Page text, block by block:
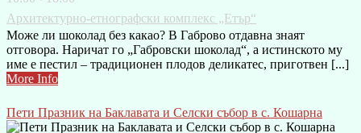
Архитектурно-етнографски комплекс „Етър“
Може ли шоколад без какао? В Габрово отдавна знаят
отговора. Наричат го „Габровски шоколад“, а истинското му
име е пестил – традиционен плодов деликатес, приготвен [...]
More Info
Пети Празник на Баклавата и Селски събор в с. Кошарна